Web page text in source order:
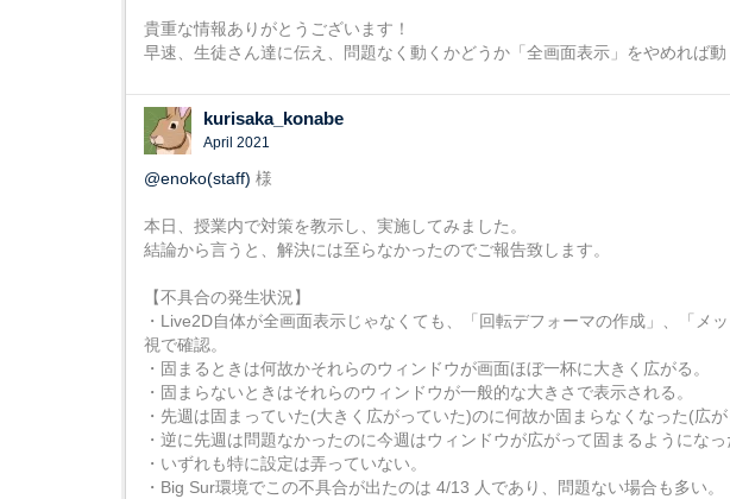
貴重な情報ありがとうございます！
早速、生徒さん達に伝え、問題なく動くかどうか「全画面表示」をやめれば動
kurisaka_konabe
April 2021
@enoko(staff) 様
本日、授業内で対策を教示し、実施してみました。
結論から言うと、解決には至らなかったのでご報告致します。
【不具合の発生状況】
・Live2D自体が全画面表示じゃなくても、「回転デフォーマの作成」、「メ
視で確認。
・固まるときは何故かそれらのウィンドウが画面ほぼ一杯に大きく広がる。
・固まらないときはそれらのウィンドウが一般的な大きさで表示される。
・先週は固まっていた(大きく広がっていた)のに何故か固まらなくなった(広が
・逆に先週は問題なかったのに今週はウィンドウが広がって固まるようになっ
・いずれも特に設定は弄っていない。
・Big Sur環境でこの不具合が出たのは 4/13 人であり、問題ない場合も多い。